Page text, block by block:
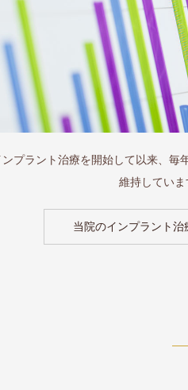
プラント治療を開始して以来、毎
維持していま
当院のインプラント治